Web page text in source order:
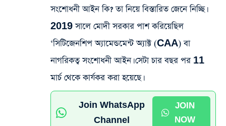
সংশোধনী আইন কি? তা নিয়ে বিস্তারিত জেনে নিচ্ছি।
2019 সালে মোদী সরকার পাশ করিয়েছিল
‘সিটিজেনশিপ অ্যামেন্ডমেন্ট অ্যাক্ট (CAA) বা
নাগরিকত্ব সংশোধনী আইন। সেটা চার বছর পর 11
মার্চ থেকে কার্যকর করা হয়েছে।
Join WhatsApp
Channel
JOIN
NOW